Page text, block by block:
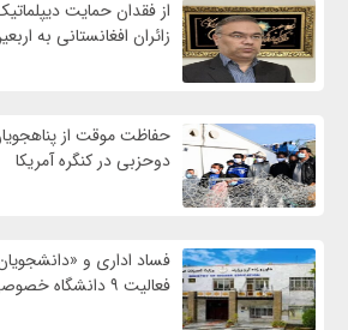
از فقدان حمایت
زائران افغانستانی به
حفاظت موقت از
دوحزبی در کنگره آمریکا
فساد اداری و
فعالیت ۹ دانشگاه خصوصی را تعلیق کرد